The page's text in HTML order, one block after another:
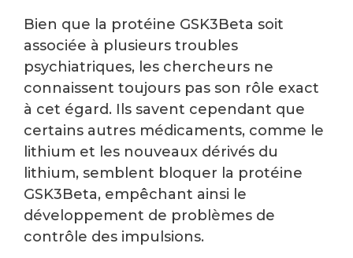
Bien que la protéine GSK3Beta soit
associée à plusieurs troubles
psychiatriques, les chercheurs ne
connaissent toujours pas son rôle exact
à cet égard. Ils savent cependant que
certains autres médicaments, comme le
lithium et les nouveaux dérivés du
lithium, semblent bloquer la protéine
GSK3Beta, empêchant ainsi le
développement de problèmes de
contrôle des impulsions.